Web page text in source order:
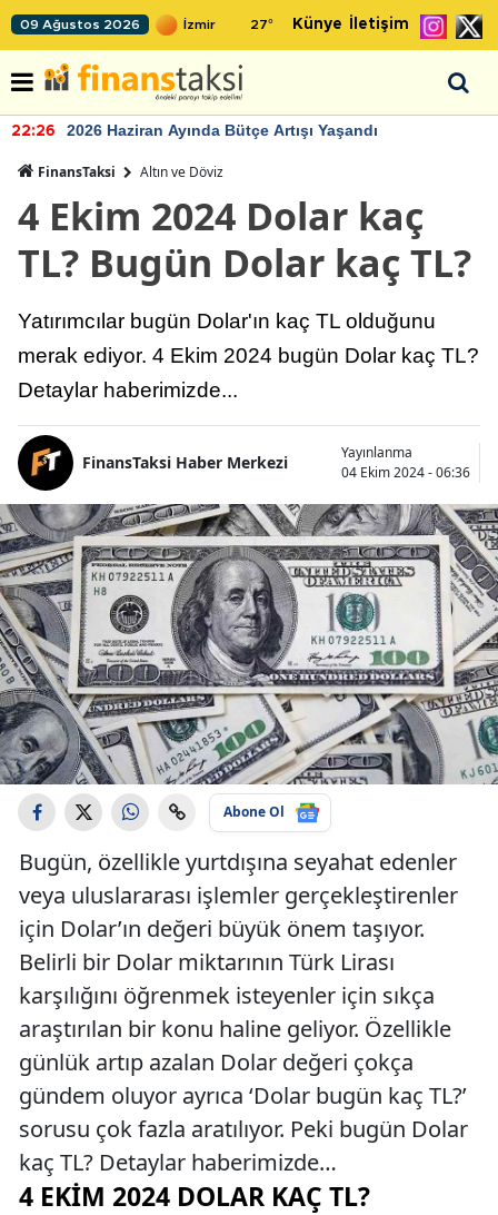
09 Ağustos 2026 27° Künye İletişim
22:26 2026 Haziran Ayında Bütçe Artışı Yaşandı
FinansTaksi Altın ve Döviz
4 Ekim 2024 Dolar kaç
TL? Bugün Dolar kaç TL?
Yatırımcılar bugün Dolar'ın kaç TL olduğunu
merak ediyor. 4 Ekim 2024 bugün Dolar kaç TL?
Detaylar haberimizde...
FinansTaksi Haber Merkezi
Yayınlanma
04 Ekim 2024 - 06:36
Abone Ol
Bugün, özellikle yurtdışına seyahat edenler
veya uluslararası işlemler gerçekleştirenler
için Dolar’ın değeri büyük önem taşıyor.
Belirli bir Dolar miktarının Türk Lirası
karşılığını öğrenmek isteyenler için sıkça
araştırılan bir konu haline geliyor. Özellikle
günlük artıp azalan Dolar değeri çokça
gündem oluyor ayrıca ‘Dolar bugün kaç TL?’
sorusu çok fazla aratılıyor. Peki bugün Dolar
kaç TL? Detaylar haberimizde…
4 EKIM 2024 DOLAR KAÇ TL?